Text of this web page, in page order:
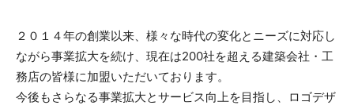
２０１４年の創業以来、様々な時代の変化とニーズに対応し
ながら事業拡大を続け、現在は200社を超える建築会社・工
務店の皆様に加盟いただいております。
今後もさらなる事業拡大とサービス向上を目指し、ロゴデザ